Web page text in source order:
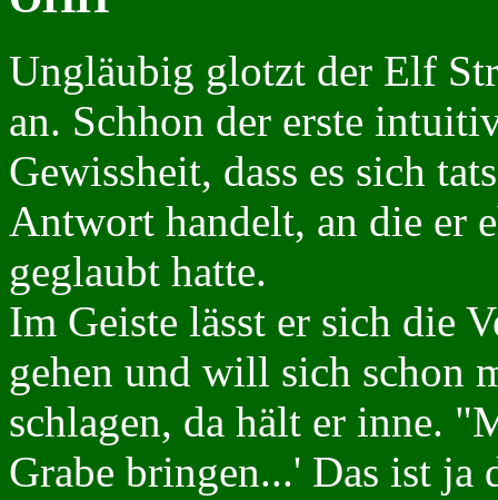
Ungläubig glotzt der Elf
an. Schhon der erste
Gewissheit, dass es sich
Antwort handelt, an die er
geglaubt hatte.
Im Geiste lässt er sich die
gehen und will sich schon
schlagen, da hält er inne.
Grabe bringen...' Das ist